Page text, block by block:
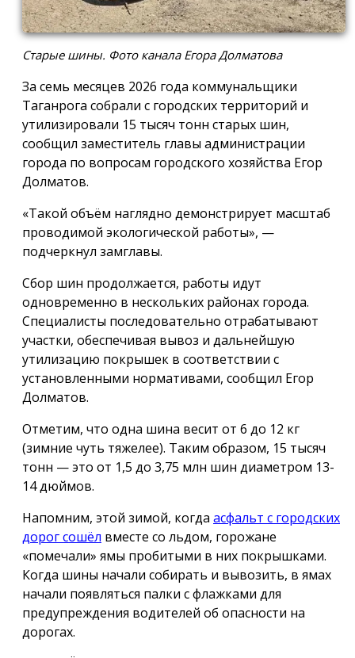
Старые шины. Фото канала Егора Долматова
За семь месяцев 2026 года коммунальщики
Таганрога собрали с городских территорий и
утилизировали 15 тысяч тонн старых шин,
сообщил заместитель главы администрации
города по вопросам городского хозяйства Егор
Долматов.
«Такой объём наглядно демонстрирует масштаб
проводимой экологической работы», —
подчеркнул замглавы.
Сбор шин продолжается, работы идут
одновременно в нескольких районах города.
Специалисты последовательно отрабатывают
участки, обеспечивая вывоз и дальнейшую
утилизацию покрышек в соответствии с
установленными нормативами, сообщил Егор
Долматов.
Отметим, что одна шина весит от 6 до 12 кг
(зимние чуть тяжелее). Таким образом, 15 тысяч
тонн — это от 1,5 до 3,75 млн шин диаметром 13-
14 дюймов.
Напомним, этой зимой, когда асфальт с городских
дорог сошёл вместе со льдом, горожане
«помечали» ямы пробитыми в них покрышками.
Когда шины начали собирать и вывозить, в ямах
начали появляться палки с флажками для
предупреждения водителей об опасности на
дорогах.